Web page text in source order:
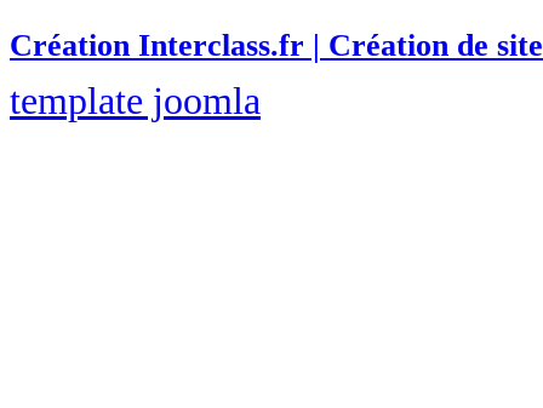
Création Interclass.fr | Création de
template joomla